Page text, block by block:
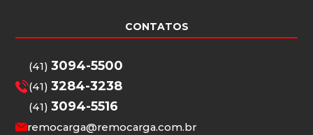
CONTATOS
(41)3094-5500
(41)3284-3238
(41)3094-5516
remocarga@remocarga.com.br